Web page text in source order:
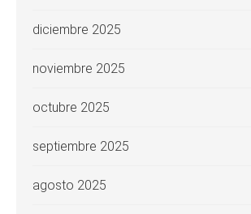
diciembre 2025
noviembre 2025
octubre 2025
septiembre 2025
agosto 2025